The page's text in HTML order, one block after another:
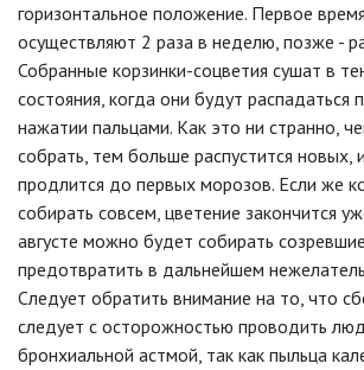
горизонтальное положение. Первое
осуществляют 2 раза в неделю, позже -
Собранные корзинки-соцветия сушат в
состояния, когда они будут распадаться
нажатии пальцами. Как это ни странно,
собрать, тем больше распустится новых,
продлится до первых морозов. Если же
собирать совсем, цветение закончится
августе можно будет собирать
предотвратить в дальнейшем
Следует обратить внимание на то, что
следует с осторожностью проводить
бронхиальной астмой, так как пыльца